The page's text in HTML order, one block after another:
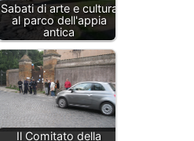
Sabati di arte e cultura
al parco dell'appia
antica
Il Comitato della